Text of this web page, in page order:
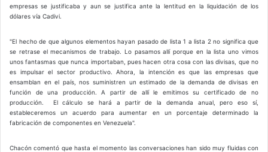
empresas se justificaba y aun se justifica ante la lentitud en la liquidación de los
dólares vía Cadivi.
"El hecho de que algunos elementos hayan pasado de lista 1 a lista 2 no significa que
se retrase el mecanismos de trabajo. Lo pasamos allí porque en la lista uno vimos
unos fantasmas que nunca importaban, pues hacen otra cosa con las divisas, que no
es impulsar el sector productivo. Ahora, la intención es que las empresas que
ensamblan en el país, nos suministren un estimado de la demanda de divisas en
función de una producción. A partir de allí le emitimos su certificado de no
producción. El cálculo se hará a partir de la demanda anual, pero eso sí,
estableceremos un acuerdo para aumentar en un porcentaje determinado la
fabricación de componentes en Venezuela".
Chacón comentó que hasta el momento las conversaciones han sido muy fluidas con